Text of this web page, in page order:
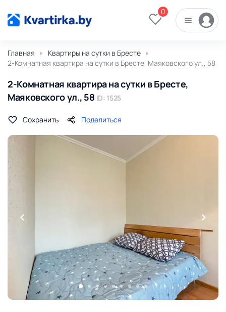
0
Главная
Квартиры на сутки в Бресте
2-Комнатная квартира на сутки в Бресте, Маяковского ул., 58
2-Комнатная квартира на сутки в Бресте,
Маяковского ул., 58 ID: 1525
Сохранить Поделиться